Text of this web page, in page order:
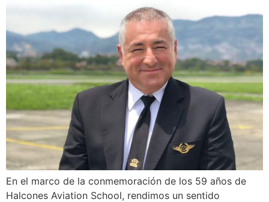
En el marco de la conmemoración de los 59 años de
Halcones Aviation School, rendimos un sentido